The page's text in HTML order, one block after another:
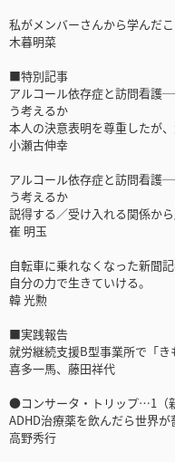
私がメンバーさんから学んだ
木暮明菜
■特別記事
アルコール依存症と訪問看護
う考えるか
本人の決意表明を尊重したが
小瀬古伸幸
アルコール依存症と訪問看護
う考えるか
説得する／受け入れる関係か
崔 明玉
自転車に乗れなくなった新聞
自分の力で生きていける。
韓 光勲
■実践報告
就労継続支援B型事業所で「
喜多一馬、藤田祥代
●コンサータ・トリップ…1（
ADHD治療薬を飲んだら世界が
高野秀行